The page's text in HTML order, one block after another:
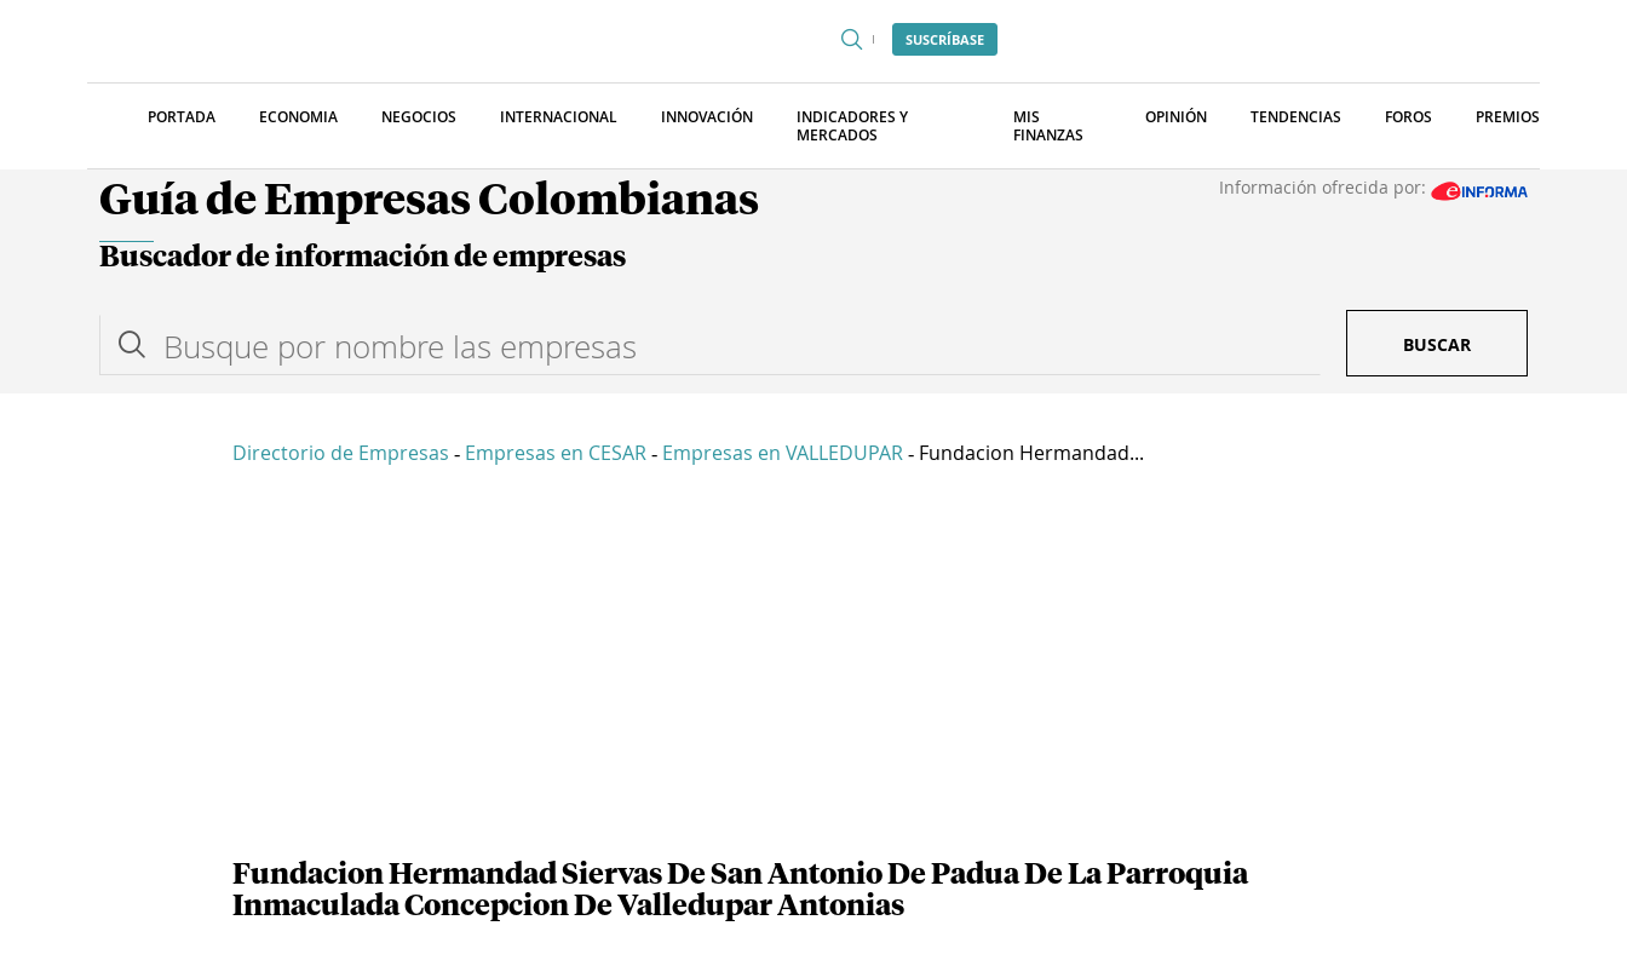
SUSCRÍBASE
PORTADA ECONOMIA NEGOCIOS INTERNACIONAL INNOVACIÓN
INDICADORES Y
MERCADOS
MIS
FINANZAS
OPINIÓN TENDENCIAS FOROS PREMIOS
Guía de Empresas Colombianas Información ofrecida por:
Buscador de información de empresas
BUSCAR
Directorio de Empresas - Empresas en CESAR - Empresas en VALLEDUPAR - Fundacion Hermandad...
Fundacion Hermandad Siervas De San Antonio De Padua De La Parroquia
Inmaculada Concepcion De Valledupar Antonias